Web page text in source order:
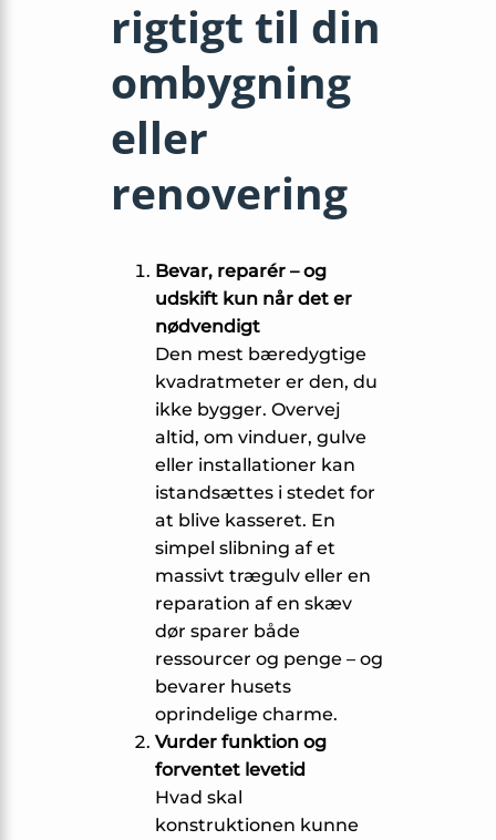
rigtigt til din
ombygning
eller
renovering
Bevar, reparér – og
udskift kun når det er
nødvendigt
Den mest bæredygtige
kvadratmeter er den, du
ikke bygger. Overvej
altid, om vinduer, gulve
eller installationer kan
istandsættes i stedet for
at blive kasseret. En
simpel slibning af et
massivt trægulv eller en
reparation af en skæv
dør sparer både
ressourcer og penge – og
bevarer husets
oprindelige charme.
Vurder funktion og
forventet levetid
Hvad skal
konstruktionen kunne